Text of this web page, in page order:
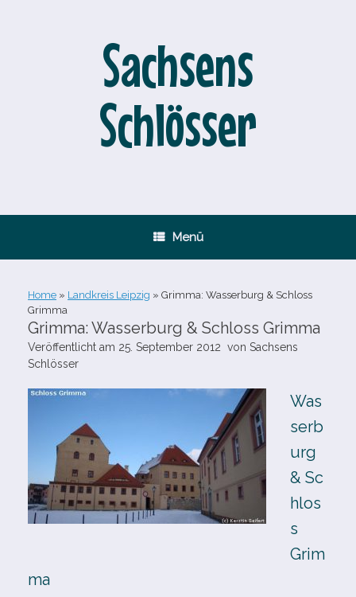
Sachsens
Schlösser
Menü
Home » Landkreis Leipzig » Grimma: Wasserburg & Schloss
Grimma
Grimma: Wasserburg & Schloss Grimma
Veröffentlicht am 25. September 2012 von Sachsens
Schlösser
Was
serb
urg
& Sc
hlos
s
Grim
ma